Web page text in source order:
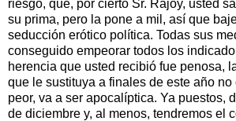
riesgo, que, por cierto Sr. Rajoy, usted
su prima, pero la pone a mil, así que
seducción erótico política. Todas sus
conseguido empeorar todos los
herencia que usted recibió fue penosa,
que le sustituya a finales de este año no
peor, va a ser apocalíptica. Ya puestos,
de diciembre y, al menos, tendremos el